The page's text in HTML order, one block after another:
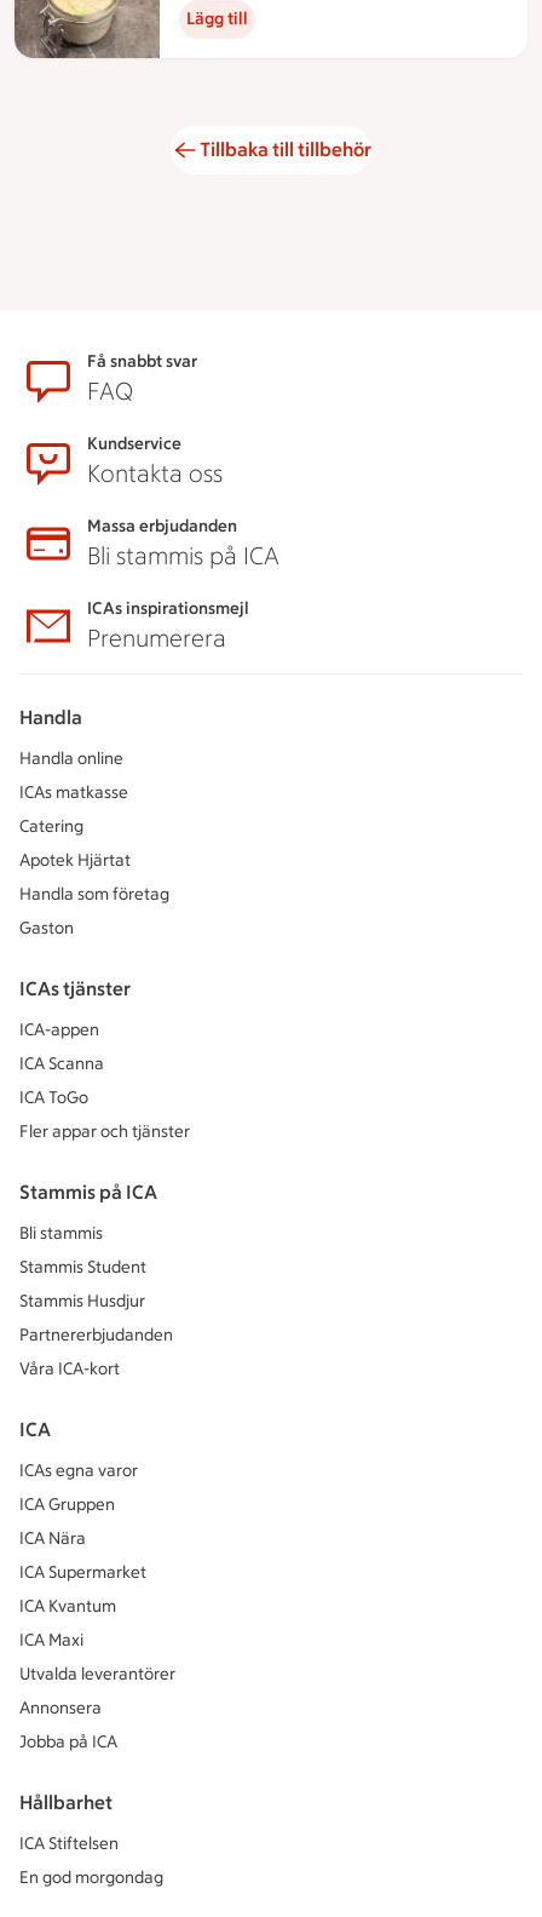
Lägg till
Tillbaka till tillbehör
SidfotFå snabbt svar
FAQ
Kundservice
Kontakta oss
Massa erbjudanden
Bli stammis på ICA
ICAs inspirationsmejl
Prenumerera
Handla
Handla online
ICAs matkasse
Catering
Apotek Hjärtat
Handla som företag
Gaston
ICAs tjänster
ICA-appen
ICA Scanna
ICA ToGo
Fler appar och tjänster
Stammis på ICA
Bli stammis
Stammis Student
Stammis Husdjur
Partnererbjudanden
Våra ICA-kort
ICA
ICAs egna varor
ICA Gruppen
ICA Nära
ICA Supermarket
ICA Kvantum
ICA Maxi
Utvalda leverantörer
Annonsera
Jobba på ICA
Hållbarhet
ICA Stiftelsen
En god morgondag